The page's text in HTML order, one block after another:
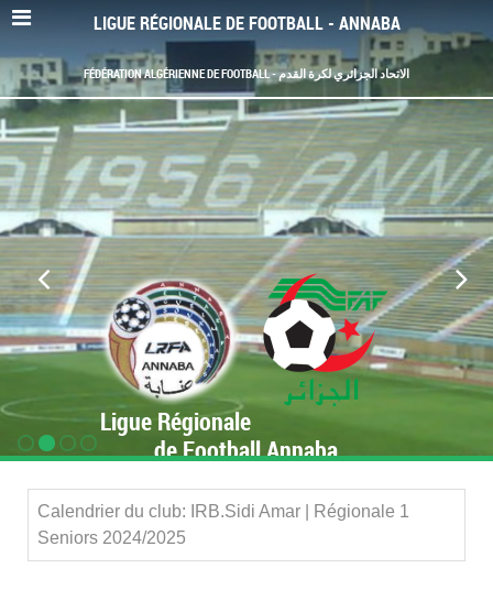
LIGUE RÉGIONALE DE FOOTBALL - ANNABA
FÉDÉRATION ALGÉRIENNE DE FOOTBALL - الاتحاد الجزائري لكرة القدم
Ligue Régionale
de Football Annaba
Calendrier du club: IRB.Sidi Amar | Régionale 1
Seniors 2024/2025